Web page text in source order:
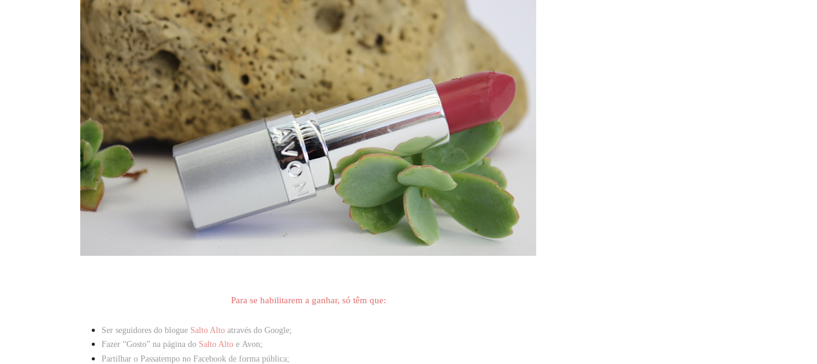
Para se habilitarem a ganhar, só têm que:
Ser seguidores do blogue Salto Alto através do Google;
Fazer “Gosto” na página do Salto Alto e Avon;
Partilhar o Passatempo no Facebook de forma pública;